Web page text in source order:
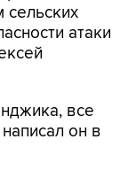
атаки
все
он в